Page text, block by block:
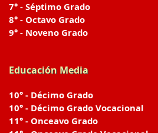
7° - Séptimo Grado
8° - Octavo Grado
9° - Noveno Grado
Educación Media
10° - Décimo Grado
10° - Décimo Grado Vocacional
11° - Onceavo Grado